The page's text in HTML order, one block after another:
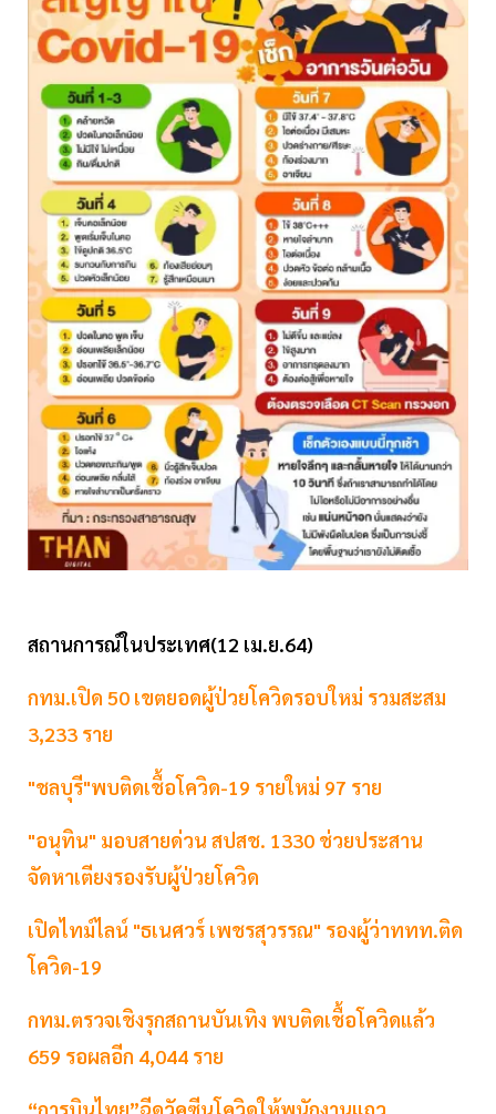
สถานการณ์ในประเทศ(12 เม.ย.64)
กทม.เปิด 50 เขตยอดผู้ป่วยโควิดรอบใหม่ รวมสะสม
3,233 ราย
"ชลบุรี"พบติดเชื้อโควิด-19 รายใหม่ 97 ราย
"อนุทิน" มอบสายด่วน สปสช. 1330 ช่วยประสาน
จัดหาเตียงรองรับผู้ป่วยโควิด
เปิดไทม์ไลน์ "ธเนศวร์ เพชรสุวรรณ" รองผู้ว่าททท.ติด
โควิด-19
กทม.ตรวจเชิงรุกสถานบันเทิง พบติดเชื้อโควิดแล้ว
659 รอผลอีก 4,044 ราย